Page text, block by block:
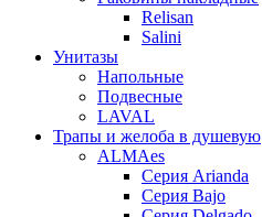
Relisan
Salini
Унитазы
Напольные
Подвесные
LAVAL
Трапы и желоба в душевую
ALMAes
Серия Arianda
Серия Bajo